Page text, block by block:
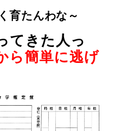
育たんわな～
てきた人っ
ら簡単に逃げ